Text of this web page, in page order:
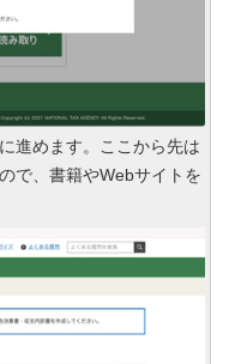
進めます。ここから先は
で、書籍やWebサイトを